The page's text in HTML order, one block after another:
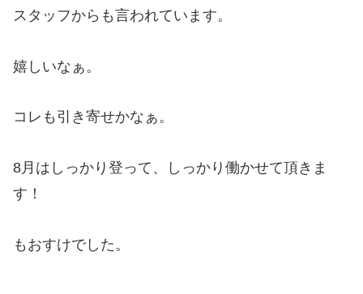
スタッフからも言われています。
嬉しいなぁ。
コレも引き寄せかなぁ。
8月はしっかり登って、しっかり働かせて頂きま
す！
もおすけでした。